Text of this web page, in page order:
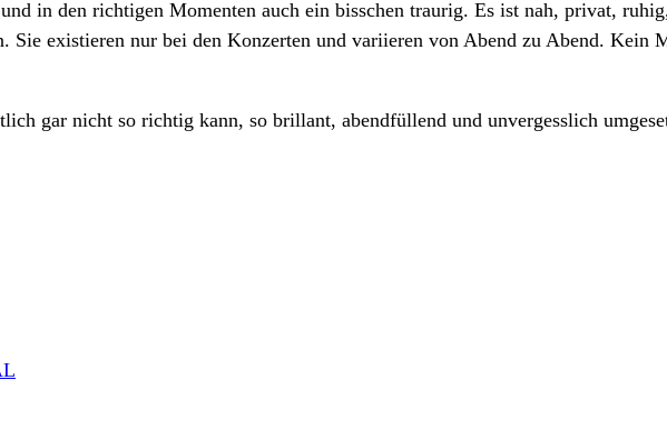
in den richtigen Momenten auch ein bisschen traurig. Es ist nah, privat,
existieren nur bei den Konzerten und variieren von Abend zu Abend. Kein
gar nicht so richtig kann, so brillant, abendfüllend und unvergesslich